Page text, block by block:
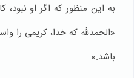
به این منظور که اگر او نبود،
«الحمدلله که خدا، کریمی را
باشد.»